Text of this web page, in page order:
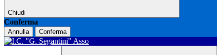
Chiudi
Conferma
Annulla Conferma